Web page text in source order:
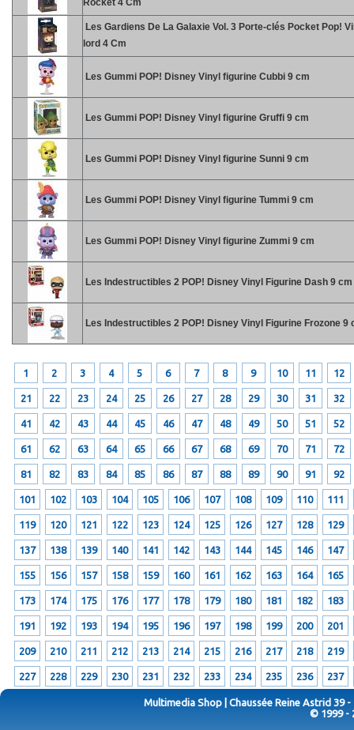
Rocket 4 Cm
Les Gardiens De La Galaxie Vol. 3 Porte-clés Pocket Pop!
lord 4 Cm
Les Gummi POP! Disney Vinyl figurine Cubbi 9 cm
Les Gummi POP! Disney Vinyl figurine Gruffi 9 cm
Les Gummi POP! Disney Vinyl figurine Sunni 9 cm
Les Gummi POP! Disney Vinyl figurine Tummi 9 cm
Les Gummi POP! Disney Vinyl figurine Zummi 9 cm
Les Indestructibles 2 POP! Disney Vinyl Figurine Dash 9 cm
Les Indestructibles 2 POP! Disney Vinyl Figurine Frozone 9
1 2 3 4 5 6 7 8 9 10 11 12
21 22 23 24 25 26 27 28 29 30 31 32
41 42 43 44 45 46 47 48 49 50 51 52
61 62 63 64 65 66 67 68 69 70 71 72
81 82 83 84 85 86 87 88 89 90 91 92
101 102 103 104 105 106 107 108 109 110 111
119 120 121 122 123 124 125 126 127 128 129
137 138 139 140 141 142 143 144 145 146 147
155 156 157 158 159 160 161 162 163 164 165
173 174 175 176 177 178 179 180 181 182 183
191 192 193 194 195 196 197 198 199 200 201
209 210 211 212 213 214 215 216 217 218 219
227 228 229 230 231 232 233 234 235 236 237
Multimedia Shop | Chaussée Reine Astrid 39 -
© 1999 -